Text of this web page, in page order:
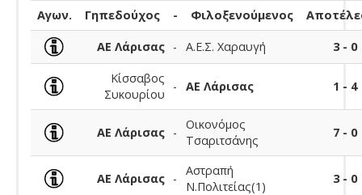
Αγων.
Γηπεδούχος - Φιλοξενούμενος
ΑΕ Λάρισας - Α.Ε.Σ. Χαραυγή 3 - 0
Κίσσαβος
Συκουρίου
- ΑΕ Λάρισας 1 - 4
ΑΕ Λάρισας -
Οικονόμος
Τσαριτσάνης
7 - 0
ΑΕ Λάρισας -
Αστραπή
Ν.Πολιτείας(1)
3 - 0